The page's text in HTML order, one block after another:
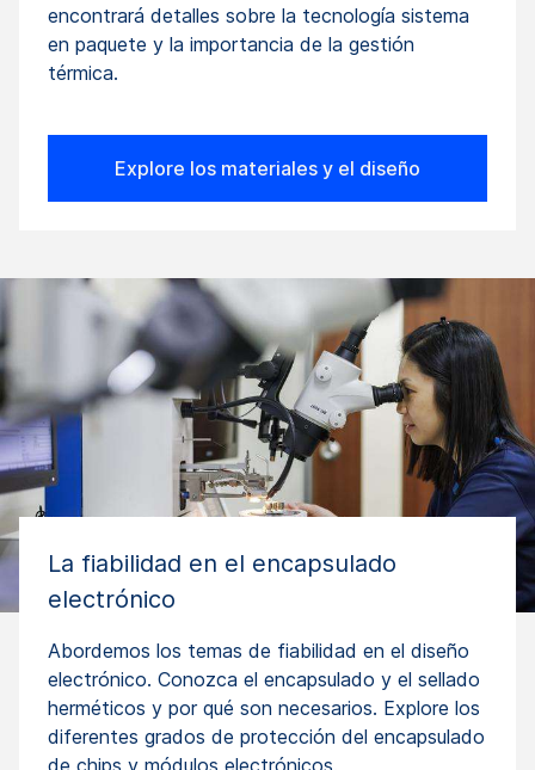
encontrará detalles sobre la tecnología sistema
en paquete y la importancia de la gestión
térmica.
Explore los materiales y el diseño
La fiabilidad en el encapsulado
electrónico
Abordemos los temas de fiabilidad en el diseño
electrónico. Conozca el encapsulado y el sellado
herméticos y por qué son necesarios. Explore los
diferentes grados de protección del encapsulado
de chips y módulos electrónicos.